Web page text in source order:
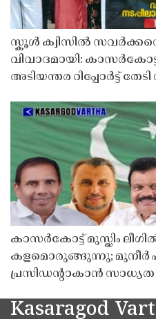
സ്കൂൾ ക്വിസിൽ
വിവാദമായി:
അടിയന്തര റിപ്പോർട്ട്
കാസർകോട്ട് മുസ്ലിം
കളമൊരുങ്ങുന്നു; മുനീർ
പ്രസിഡൻ്റാകാൻ സാധ്യത
Kasaragod